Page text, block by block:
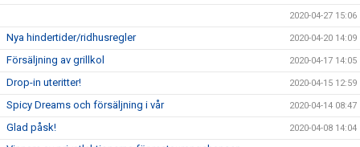
2020-04-27 15:06
Nya hindertider/ridhusregler 2020-04-20 14:09
Försäljning av grillkol 2020-04-17 14:05
Drop-in uteritter! 2020-04-15 12:59
Spicy Dreams och försäljning i vår 2020-04-14 08:47
Glad påsk! 2020-04-08 14:04